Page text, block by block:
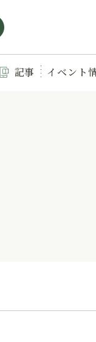
記事 イベント